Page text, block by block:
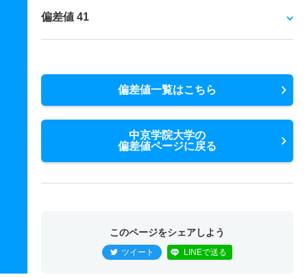
偏差値 41
偏差値一覧はこちら
中京学院大学の
偏差値ページに戻る
このページをシェアしよう
ツイート LINEで送る